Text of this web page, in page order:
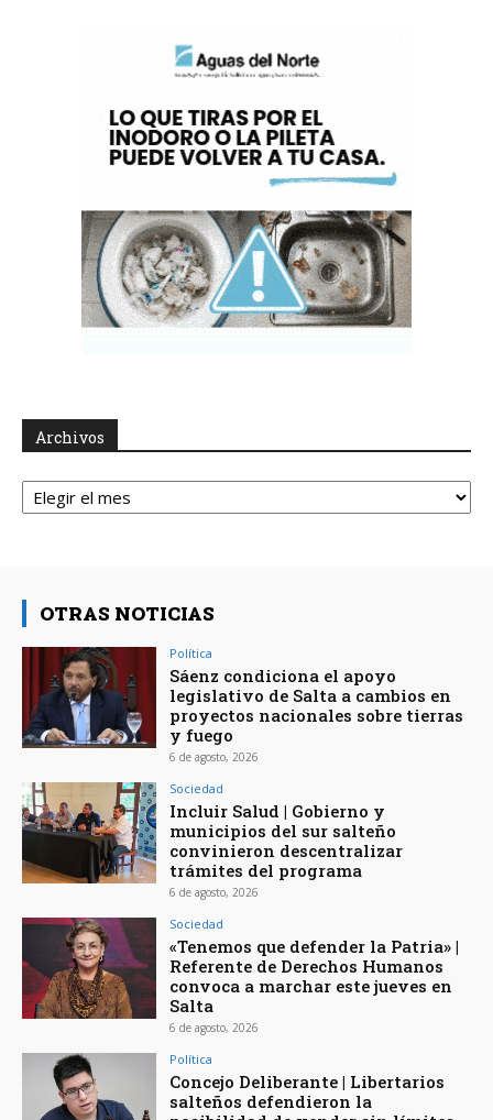
Archivos
Archivos
OTRAS NOTICIAS
Política
Sáenz condiciona el apoyo
legislativo de Salta a cambios en
proyectos nacionales sobre tierras
y fuego
6 de agosto, 2026
Sociedad
Incluir Salud | Gobierno y
municipios del sur salteño
convinieron descentralizar
trámites del programa
6 de agosto, 2026
Sociedad
«Tenemos que defender la Patria» |
Referente de Derechos Humanos
convoca a marchar este jueves en
Salta
6 de agosto, 2026
Política
Concejo Deliberante | Libertarios
salteños defendieron la